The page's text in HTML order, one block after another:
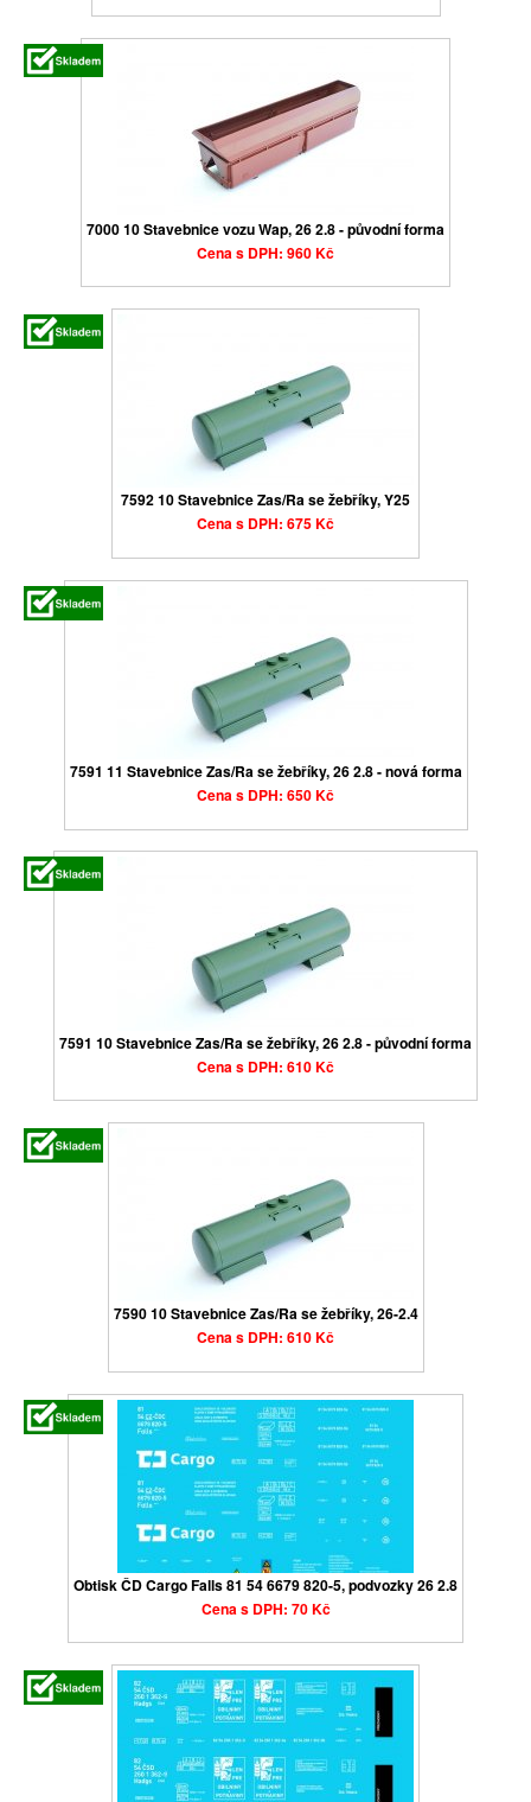
7000 10 Stavebnice vozu Wap, 26 2.8 - původní forma
Cena s DPH: 960 Kč
7592 10 Stavebnice Zas/Ra se žebříky, Y25
Cena s DPH: 675 Kč
7591 11 Stavebnice Zas/Ra se žebříky, 26 2.8 - nová forma
Cena s DPH: 650 Kč
7591 10 Stavebnice Zas/Ra se žebříky, 26 2.8 - původní forma
Cena s DPH: 610 Kč
7590 10 Stavebnice Zas/Ra se žebříky, 26-2.4
Cena s DPH: 610 Kč
Obtisk ČD Cargo Falls 81 54 6679 820-5, podvozky 26 2.8
Cena s DPH: 70 Kč